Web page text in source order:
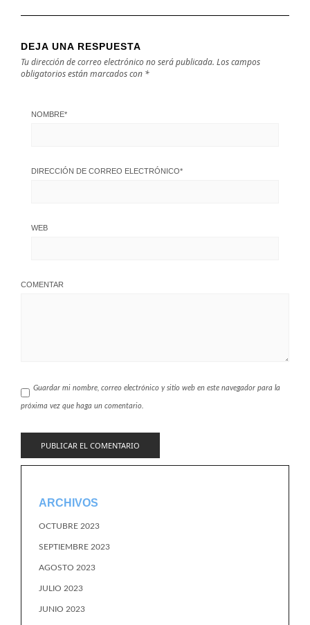
DEJA UNA RESPUESTA
Tu dirección de correo electrónico no será publicada. Los campos
obligatorios están marcados con *
NOMBRE*
DIRECCIÓN DE CORREO ELECTRÓNICO*
WEB
COMENTAR
Guardar mi nombre, correo electrónico y sitio web en este navegador para la
próxima vez que haga un comentario.
ARCHIVOS
OCTUBRE 2023
SEPTIEMBRE 2023
AGOSTO 2023
JULIO 2023
JUNIO 2023